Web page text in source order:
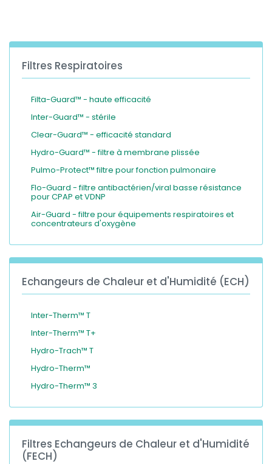
Filtres Respiratoires
Filta-Guard™ - haute efficacité
Inter-Guard™ - stérile
Clear-Guard™ - efficacité standard
Hydro-Guard™ - filtre à membrane plissée
Pulmo-Protect™ filtre pour fonction pulmonaire
Flo-Guard - filtre antibactérien/viral basse résistance
pour CPAP et VDNP
Air-Guard - filtre pour équipements respiratoires et
concentrateurs d'oxygène
Echangeurs de Chaleur et d'Humidité (ECH)
Inter-Therm™ T
Inter-Therm™ T+
Hydro-Trach™ T
Hydro-Therm™
Hydro-Therm™ 3
Filtres Echangeurs de Chaleur et d'Humidité
(FECH)